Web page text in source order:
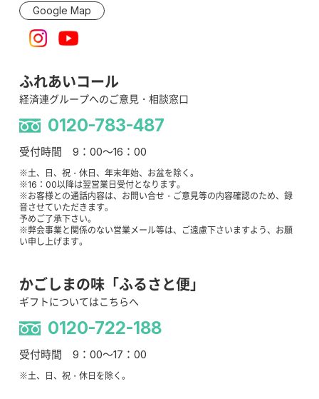
Google Map
ふれあいコール
経済連グループへのご意見・相談窓口
0120-783-487
受付時間 9：00～16：00
※土、日、祝・休日、年末年始、お盆を除く。
※16：00以降は翌営業日受付となります。
※お客様との通話内容は、お問い合せ・ご意見等の内容確認のため、録
音させていただきます。
予めご了承下さい。
※弊会事業と関係のない営業メール等は、ご遠慮下さいますよう、お願
い申し上げます。
かごしまの味「ふるさと便」
ギフトについてはこちらへ
0120-722-188
受付時間 9：00～17：00
※土、日、祝・休日を除く。